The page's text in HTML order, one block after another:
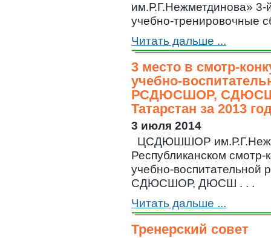
им.Р.Г.Нежметдинова» 3-
учебно-тренировочные
Читать дальше ...
3 место в смотр-
учебно-
РСДЮСШОР,
Татарстан за 2013
3 июля 2014
ЦСДЮШШОР
Республиканском смотр-
учебно-
СДЮСШОР, ДЮСШ . . .
Читать дальше ...
Тренерский совет